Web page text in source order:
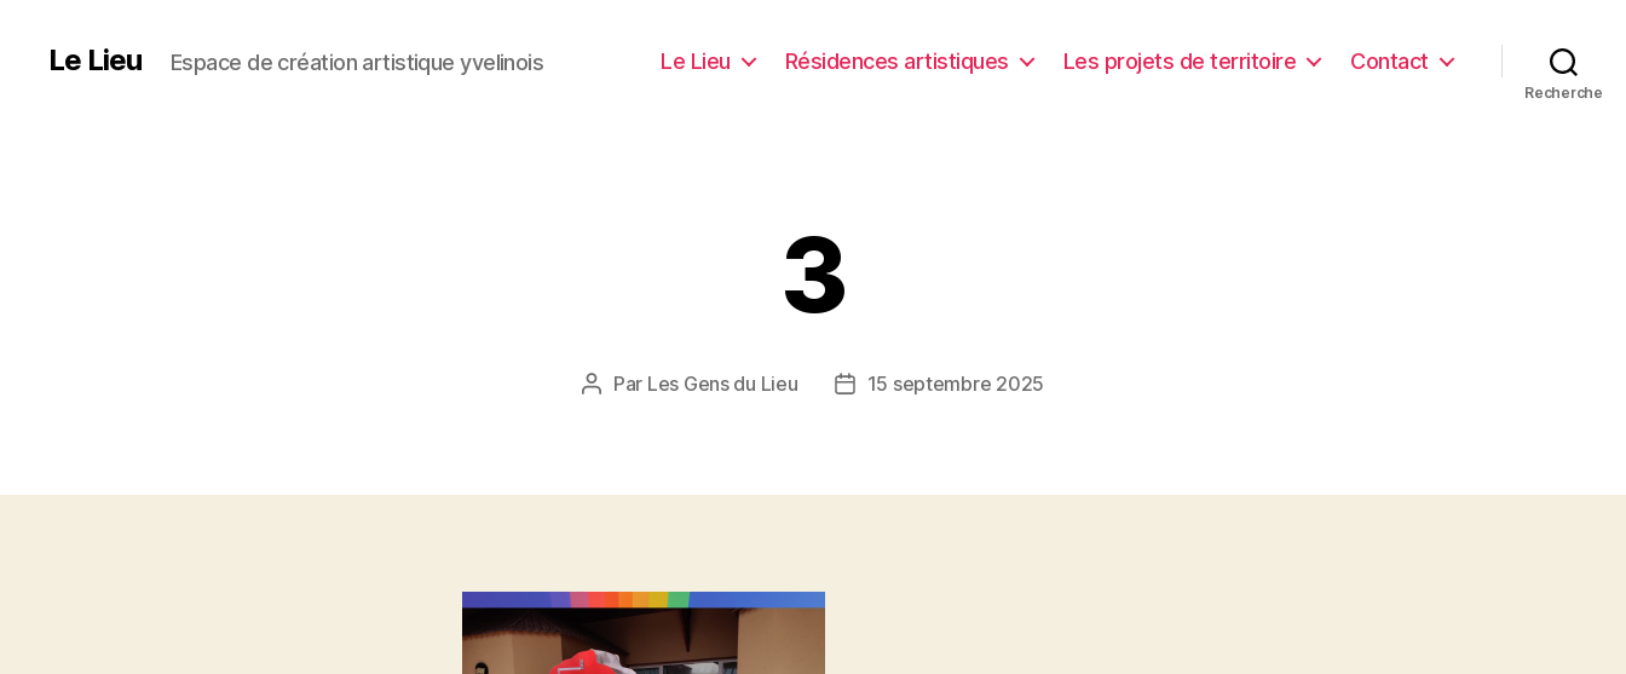
Le Lieu Espace de création artistique yvelinois Le Lieu Résidences artistiques Les projets de territoire Contact
Recherche
3
Auteur
Par Les Gens du Lieu
Date15 septembre 2025